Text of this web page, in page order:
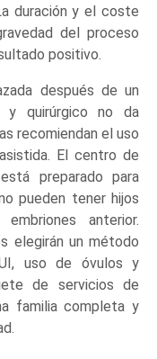
duración y el coste
del proceso
positivo.
después de un
quirúrgico no da
recomiendan el uso
El centro de
preparado para
pueden tener hijos
anterior.
elegirán un método
uso de óvulos y
de servicios de
familia completa y